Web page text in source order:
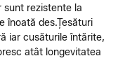
sunt rezistente la
înoată des.Țesături
iar cusăturile întărite,
atât longevitatea